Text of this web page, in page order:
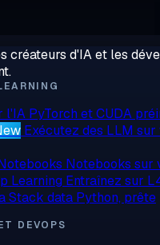
créateurs d'IA et les
l'IA PyTorch et CUDA
Exécutez des LLM
Notebooks sur
Learning Entraînez sur
Stack data Python, prête
DEVOPS